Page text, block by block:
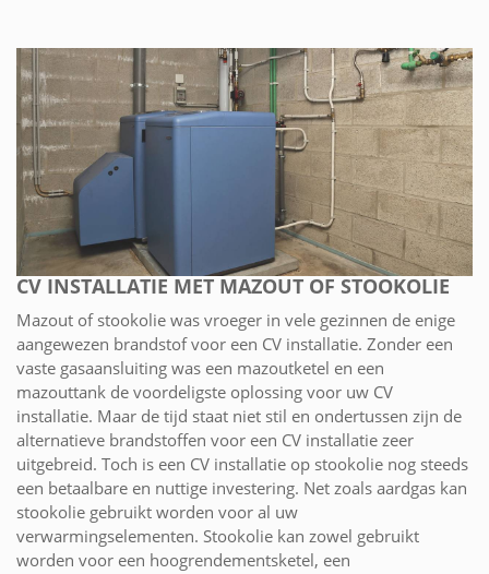
CV INSTALLATIE MET MAZOUT OF STOOKOLIE
Mazout of stookolie was vroeger in vele gezinnen de enige
aangewezen brandstof voor een CV installatie. Zonder een
vaste gasaansluiting was een mazoutketel en een
mazouttank de voordeligste oplossing voor uw CV
installatie. Maar de tijd staat niet stil en ondertussen zijn de
alternatieve brandstoffen voor een CV installatie zeer
uitgebreid. Toch is een CV installatie op stookolie nog steeds
een betaalbare en nuttige investering. Net zoals aardgas kan
stookolie gebruikt worden voor al uw
verwarmingselementen. Stookolie kan zowel gebruikt
worden voor een hoogrendementsketel, een